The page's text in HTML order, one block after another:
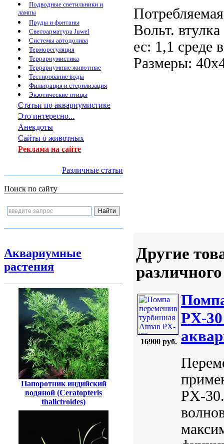
Подводные светильники и
лампы
Пруды и фонтаны
Светоарматура Juwel
Системы автодолива
Терморегуляция
Террариумистика
Террариумные животные
Тестирование воды
Фильтрация и стерилизация
Экзотические птицы
Статьи по аквариумистике
Это интересно...
Анекдоты
Сайты о животных
Реклама на сайте
Различные статьи
Поиск по сайту
Аквариумные
растения
Папоротник индийский
водяной (Ceratopteris
thalictroides)
Вольт.
ес: 1,1 среде
Размеры:
Другие
16900 руб.
PX-
PX-